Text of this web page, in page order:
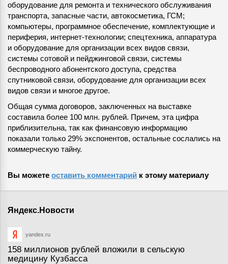
оборудование для ремонта и технического обслуживания
транспорта, запасные части, автокосметика, ГСМ;
компьютеры, программное обеспечение, комплектующие и
периферия, интернет-технологии; спецтехника, аппаратура
и оборудование для организации всех видов связи,
системы сотовой и пейджинговой связи, системы
беспроводного абонентского доступа, средства
спутниковой связи, оборудование для организации всех
видов связи и многое другое.
Общая сумма договоров, заключенных на выставке
составила более 100 млн. рублей. Причем, эта цифра
приблизительна, так как финансовую информацию
показали только 29% экспонентов, остальные сослались на
коммерческую тайну.
Вы можете оставить комментарий к этому материалу
Яндекс.Новости
yandex.ru
158 миллионов рублей вложили в сельскую
медицину Кузбасса